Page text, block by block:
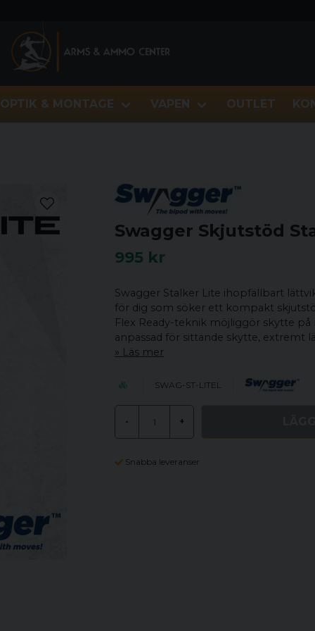
OPTIK & MONTAGE VAPEN OUTLET
Swagger Skjutstöd
995 kr
Swagger Stalker Lite ihopfällbart
för dig som söker ett kompakt
Flex Ready-teknik möjliggör skytte
anpassad för sittande skytte, extremt
Läs mer
SWAG-ST-LITEL
- +
Snabba leveranser